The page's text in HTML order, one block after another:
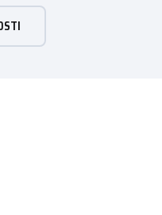
Hrvatske da u
prihvati ključne
intenzivnog dijaloga s